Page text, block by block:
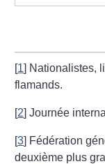
[1] Nationalistes,
flamands.
[2]Journée
[3] Fédération
deuxième plus